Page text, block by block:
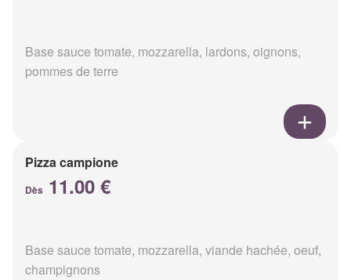
Base sauce tomate, mozzarella, lardons, oignons,
pommes de terre
Pizza campione
Dès 11.00 €
Base sauce tomate, mozzarella, viande hachée, oeuf,
champignons